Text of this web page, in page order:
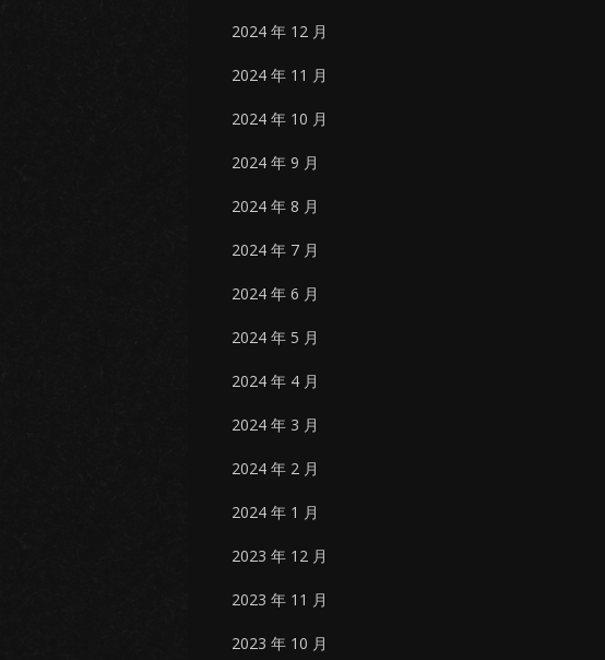
2024 年 12 月
2024 年 11 月
2024 年 10 月
2024 年 9 月
2024 年 8 月
2024 年 7 月
2024 年 6 月
2024 年 5 月
2024 年 4 月
2024 年 3 月
2024 年 2 月
2024 年 1 月
2023 年 12 月
2023 年 11 月
2023 年 10 月